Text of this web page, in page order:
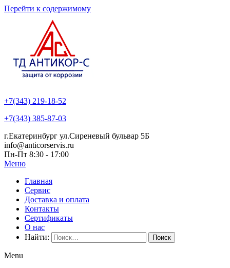
Перейти к содержимому
+7(343) 219-18-52
+7(343) 385-87-03
г.Екатеринбург ул.Сиреневый бульвар 5Б
info@anticorservis.ru
Пн-Пт 8:30 - 17:00
Меню
Главная
Сервис
Доставка и оплата
Контакты
Сертификаты
О нас
Найти:
Menu